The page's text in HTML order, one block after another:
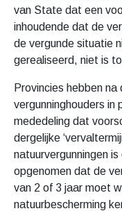
van State dat een
inhoudende dat de
de vergunde situatie
gerealiseerd, niet is
Provincies hebben
vergunninghouders in
mededeling dat
dergelijke
natuurvergunningen
opgenomen dat de
van 2 of 3 jaar moet
natuurbescherming